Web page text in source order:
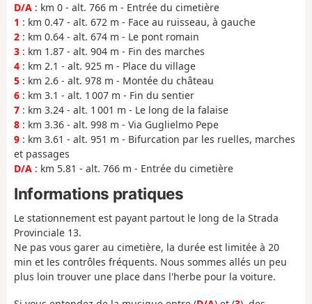
D/A : km 0 - alt. 766 m - Entrée du cimetière
1 : km 0.47 - alt. 672 m - Face au ruisseau, à gauche
2 : km 0.64 - alt. 674 m - Le pont romain
3 : km 1.87 - alt. 904 m - Fin des marches
4 : km 2.1 - alt. 925 m - Place du village
5 : km 2.6 - alt. 978 m - Montée du château
6 : km 3.1 - alt. 1 007 m - Fin du sentier
7 : km 3.24 - alt. 1 001 m - Le long de la falaise
8 : km 3.36 - alt. 998 m - Via Guglielmo Pepe
9 : km 3.61 - alt. 951 m - Bifurcation par les ruelles, marches
et passages
D/A : km 5.81 - alt. 766 m - Entrée du cimetière
Informations pratiques
Le stationnement est payant partout le long de la Strada
Provinciale 13.
Ne pas vous garer au cimetière, la durée est limitée à 20
min et les contrôles fréquents. Nous sommes allés un peu
plus loin trouver une place dans l'herbe pour la voiture.